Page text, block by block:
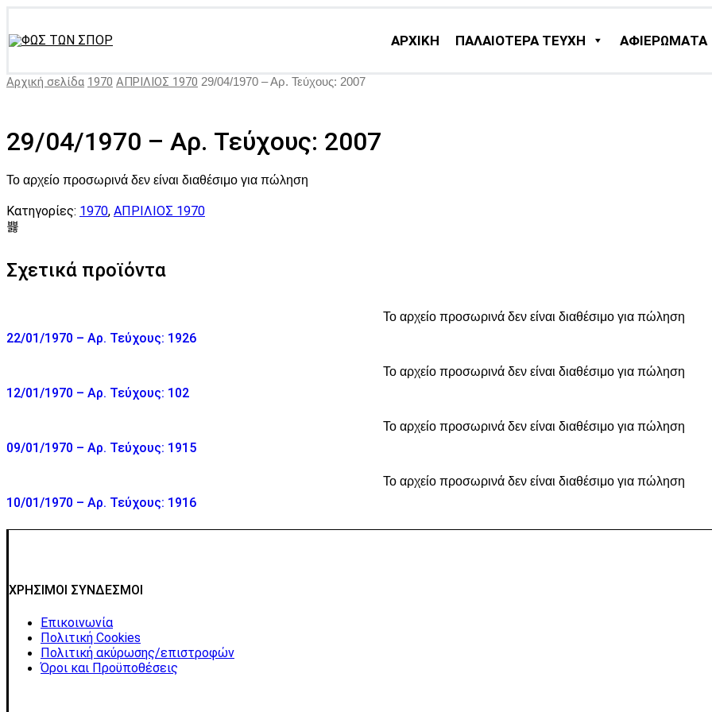
ΑΡΧΙΚΗ ΠΑΛΑΙΟΤΕΡΑ ΤΕΥΧΗ ΑΦΙΕΡΩΜΑΤΑ
Αρχική σελίδα 1970 ΑΠΡΙΛΙΟΣ 1970 29/04/1970 – Αρ. Τεύχους: 2007
29/04/1970 – Αρ. Τεύχους: 2007
Το αρχείο προσωρινά δεν είναι διαθέσιμο για πώληση
Κατηγορίες: 1970, ΑΠΡΙΛΙΟΣ 1970
Σχετικά προϊόντα
Το αρχείο προσωρινά δεν είναι διαθέσιμο για πώληση
22/01/1970 – Αρ. Τεύχους: 1926
Το αρχείο προσωρινά δεν είναι διαθέσιμο για πώληση
12/01/1970 – Αρ. Τεύχους: 102
Το αρχείο προσωρινά δεν είναι διαθέσιμο για πώληση
09/01/1970 – Αρ. Τεύχους: 1915
Το αρχείο προσωρινά δεν είναι διαθέσιμο για πώληση
10/01/1970 – Αρ. Τεύχους: 1916
ΧΡΗΣΙΜΟΙ ΣΥΝΔΕΣΜΟΙ
Επικοινωνία
Πολιτική Cookies
Πολιτική ακύρωσης/επιστροφών
Όροι και Προϋποθέσεις